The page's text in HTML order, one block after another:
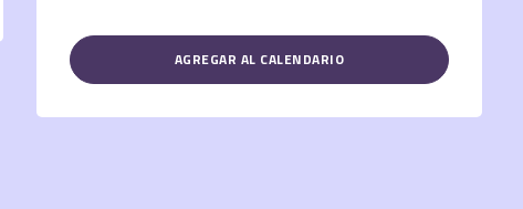
AGREGAR AL CALENDARIO